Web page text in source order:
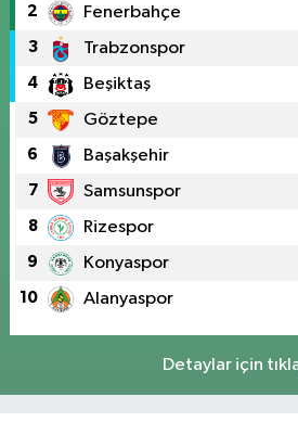
2 Fenerbahçe
3 Trabzonspor
4 Beşiktaş
5 Göztepe
6 Başakşehir
7 Samsunspor
8 Rizespor
9 Konyaspor
10 Alanyaspor
Detaylar için